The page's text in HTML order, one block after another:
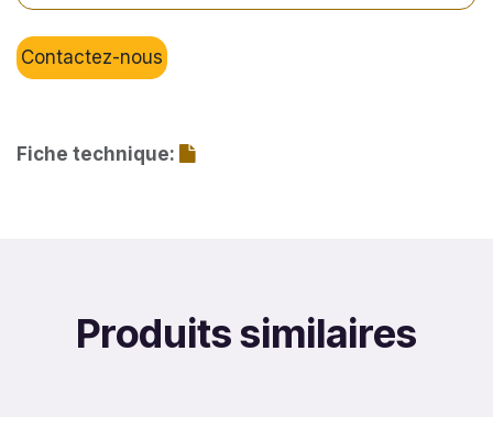
Contactez-nous
Fiche technique:
Produits similaires